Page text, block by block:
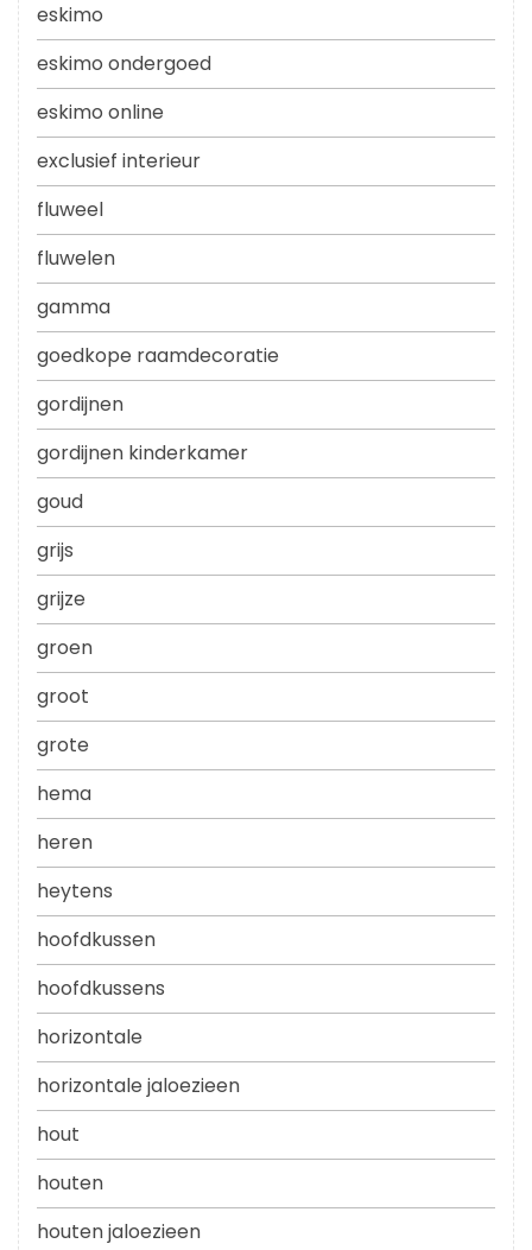
eskimo
eskimo ondergoed
eskimo online
exclusief interieur
fluweel
fluwelen
gamma
goedkope raamdecoratie
gordijnen
gordijnen kinderkamer
goud
grijs
grijze
groen
groot
grote
hema
heren
heytens
hoofdkussen
hoofdkussens
horizontale
horizontale jaloezieen
hout
houten
houten jaloezieen